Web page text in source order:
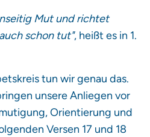
Mut und richtet
schon tut", heißt es in 1.
tun wir genau das.
unsere Anliegen vor
Orientierung und
Versen 17 und 18